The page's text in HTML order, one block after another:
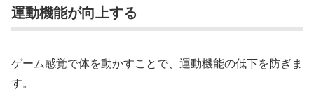
運動機能が向上する
ゲーム感覚で体を動かすことで、運動機能の低下を防ぎま
す。